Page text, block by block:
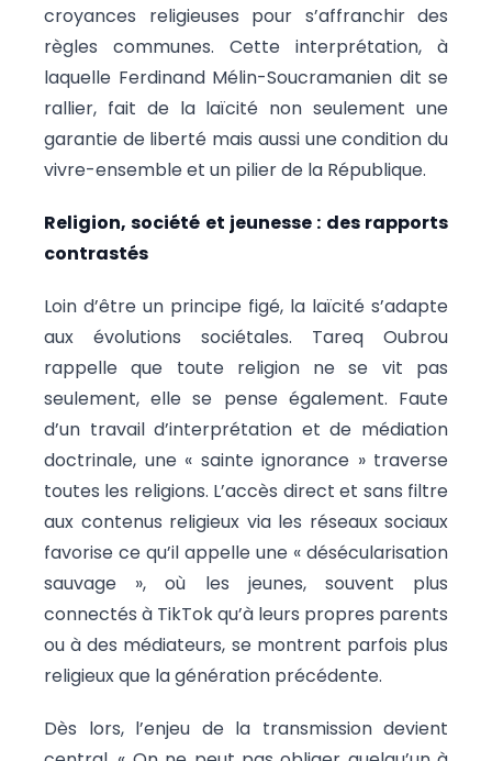
croyances religieuses pour s’affranchir des
règles communes. Cette interprétation, à
laquelle Ferdinand Mélin-Soucramanien dit se
rallier, fait de la laïcité non seulement une
garantie de liberté mais aussi une condition du
vivre-ensemble et un pilier de la République.
Religion, société et jeunesse : des rapports
contrastés
Loin d’être un principe figé, la laïcité s’adapte
aux évolutions sociétales. Tareq Oubrou
rappelle que toute religion ne se vit pas
seulement, elle se pense également. Faute
d’un travail d’interprétation et de médiation
doctrinale, une « sainte ignorance » traverse
toutes les religions. L’accès direct et sans filtre
aux contenus religieux via les réseaux sociaux
favorise ce qu’il appelle une « désécularisation
sauvage », où les jeunes, souvent plus
connectés à TikTok qu’à leurs propres parents
ou à des médiateurs, se montrent parfois plus
religieux que la génération précédente.
Dès lors, l’enjeu de la transmission devient